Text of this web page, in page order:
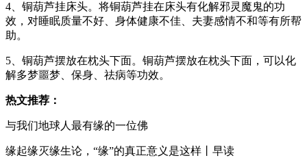
4、铜葫芦挂床头。将铜葫芦挂在床头有化解邪灵魔鬼的功
效，对睡眠质量不好、身体健康不佳、夫妻感情不和等有所帮
助。
5、铜葫芦摆放在枕头下面。铜葫芦摆放在枕头下面，可以化
解多梦噩梦、保身、祛病等功效。
热文推荐：
与我们地球人最有缘的一位佛
缘起缘灭缘生论，“缘”的真正意义是这样丨早读